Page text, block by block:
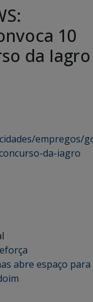
10
da Iagro
empregos/
da-iagro
abre espaço para